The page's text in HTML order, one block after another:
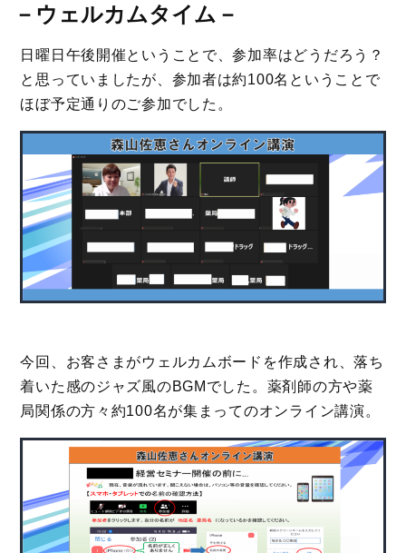
－ ウェルカムタイム －
日曜日午後開催ということで、参加率はどうだろう？
と思っていましたが、参加者は約100名ということで
ほぼ予定通りのご参加でした。
今回、お客さまがウェルカムボードを作成され、落ち
着いた感のジャズ風のBGMでした。薬剤師の方や薬
局関係の方々約100名が集まってのオンライン講演。